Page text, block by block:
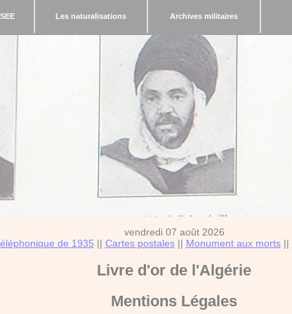
vendredi 07 août 2026
Les naturalisations Archives militaires
de 1935 || Cartes postales|| Monument aux morts||
Livre d'or de l'Algérie
Mentions Légales